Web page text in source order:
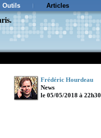
Outils Articles
Frédéric Hourdeau
News
le 05/05/2018 à 22h30